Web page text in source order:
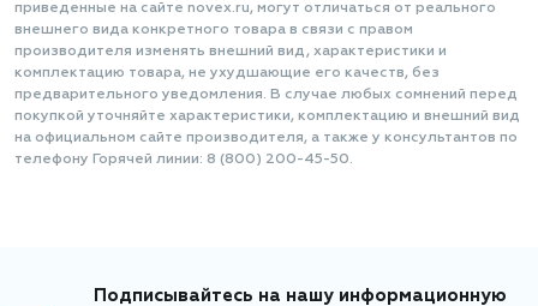
приведенные на сайте novex.ru, могут отличаться от реального
внешнего вида конкретного товара в связи с правом
производителя изменять внешний вид, характеристики и
комплектацию товара, не ухудшающие его качеств, без
предварительного уведомления. В случае любых сомнений перед
покупкой уточняйте характеристики, комплектацию и внешний вид
на официальном сайте производителя, а также у консультантов по
телефону Горячей линии: 8 (800) 200-45-50.
Подписывайтесь на нашу информационную